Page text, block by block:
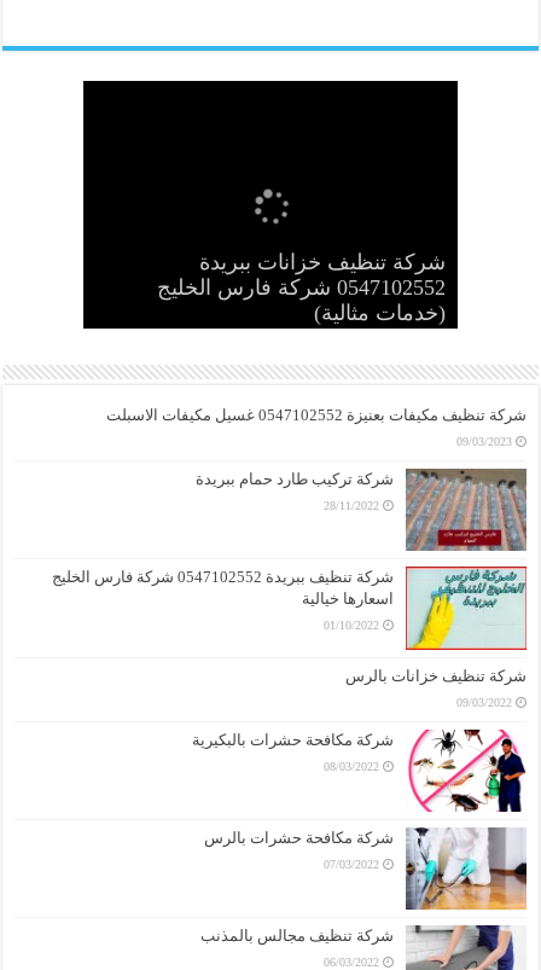
شركة تنظيف خزانات ببريدة
0547102552 شركة فارس الخليج
(خدمات مثالية)
شركة تنظيف مكيفات بعنيزة
0547102552 غسيل مكيفات الاسبلت
شركة تركيب طارد حمام ببريدة
فارس الخليج اسعارها خيالية
شركة تنظيف خزانات بالرس
شركة مكافحة حشرات بالبكيرية
شركة تنظيف مكيفات بعنيزة 0547102552 غسيل مكيفات الاسبلت
09/03/2023
شركة تركيب طارد حمام ببريدة
28/11/2022
شركة تنظيف ببريدة 0547102552 شركة فارس الخليج
اسعارها خيالية
01/10/2022
شركة تنظيف خزانات بالرس
09/03/2022
شركة مكافحة حشرات بالبكيرية
08/03/2022
شركة مكافحة حشرات بالرس
07/03/2022
شركة تنظيف مجالس بالمذنب
06/03/2022